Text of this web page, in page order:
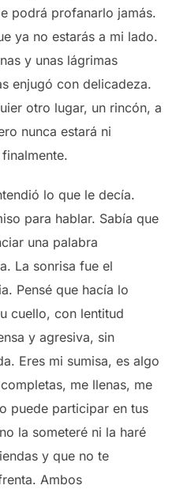
podrá profanarlo jamás.
ya no estarás a mi lado.
y unas lágrimas
enjugó con delicadeza.
otro lugar, un rincón, a
nunca estará ni
lo que le decía.
para hablar. Sabía que
una palabra
La sonrisa fue el
Pensé que hacía lo
cuello, con lentitud
y agresiva, sin
Eres mi sumisa, es algo
me llenas, me
puede participar en tus
la someteré ni la haré
y que no te
Ambos